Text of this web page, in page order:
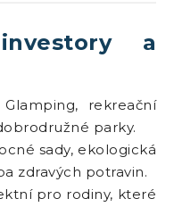
a
rekreační
parky.
sady, ekologická
zdravých potravin.
pro rodiny, které